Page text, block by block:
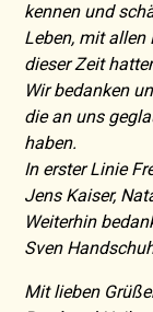
kennen und
Leben, mit
dieser Zeit
Wir bedanken
die an uns
haben.
In erster Linie
Jens Kaiser,
Weiterhin
Sven
Mit lieben